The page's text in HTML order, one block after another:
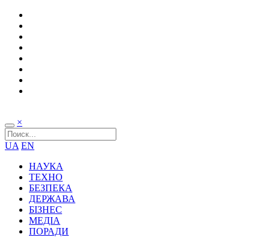
×
UA EN
НАУКА
ТЕХНО
БЕЗПЕКА
ДЕРЖАВА
БІЗНЕС
МЕДІА
ПОРАДИ